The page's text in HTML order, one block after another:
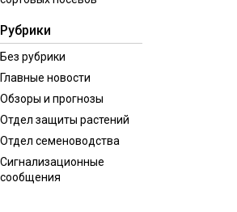
Рубрики
Без рубрики
Главные новости
Обзоры и прогнозы
Отдел защиты растений
Отдел семеноводства
Сигнализационные
сообщения